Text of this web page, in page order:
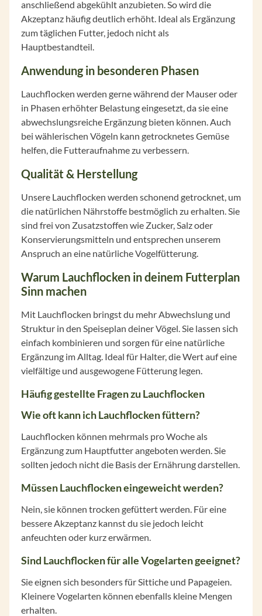
anschließend abgekühlt anzubieten. So wird die
Akzeptanz häufig deutlich erhöht. Ideal als Ergänzung
zum täglichen Futter, jedoch nicht als
Hauptbestandteil.
Anwendung in besonderen Phasen
Lauchflocken werden gerne während der Mauser oder
in Phasen erhöhter Belastung eingesetzt, da sie eine
abwechslungsreiche Ergänzung bieten können. Auch
bei wählerischen Vögeln kann getrocknetes Gemüse
helfen, die Futteraufnahme zu verbessern.
Qualität & Herstellung
Unsere Lauchflocken werden schonend getrocknet, um
die natürlichen Nährstoffe bestmöglich zu erhalten. Sie
sind frei von Zusatzstoffen wie Zucker, Salz oder
Konservierungsmitteln und entsprechen unserem
Anspruch an eine natürliche Vogelfütterung.
Warum Lauchflocken in deinem Futterplan
Sinn machen
Mit Lauchflocken bringst du mehr Abwechslung und
Struktur in den Speiseplan deiner Vögel. Sie lassen sich
einfach kombinieren und sorgen für eine natürliche
Ergänzung im Alltag. Ideal für Halter, die Wert auf eine
vielfältige und ausgewogene Fütterung legen.
Häufig gestellte Fragen zu Lauchflocken
Wie oft kann ich Lauchflocken füttern?
Lauchflocken können mehrmals pro Woche als
Ergänzung zum Hauptfutter angeboten werden. Sie
sollten jedoch nicht die Basis der Ernährung darstellen.
Müssen Lauchflocken eingeweicht werden?
Nein, sie können trocken gefüttert werden. Für eine
bessere Akzeptanz kannst du sie jedoch leicht
anfeuchten oder kurz erwärmen.
Sind Lauchflocken für alle Vogelarten geeignet?
Sie eignen sich besonders für Sittiche und Papageien.
Kleinere Vogelarten können ebenfalls kleine Mengen
erhalten.